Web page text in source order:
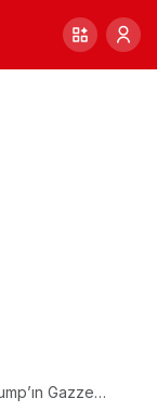
Gazze
1 Paylaş